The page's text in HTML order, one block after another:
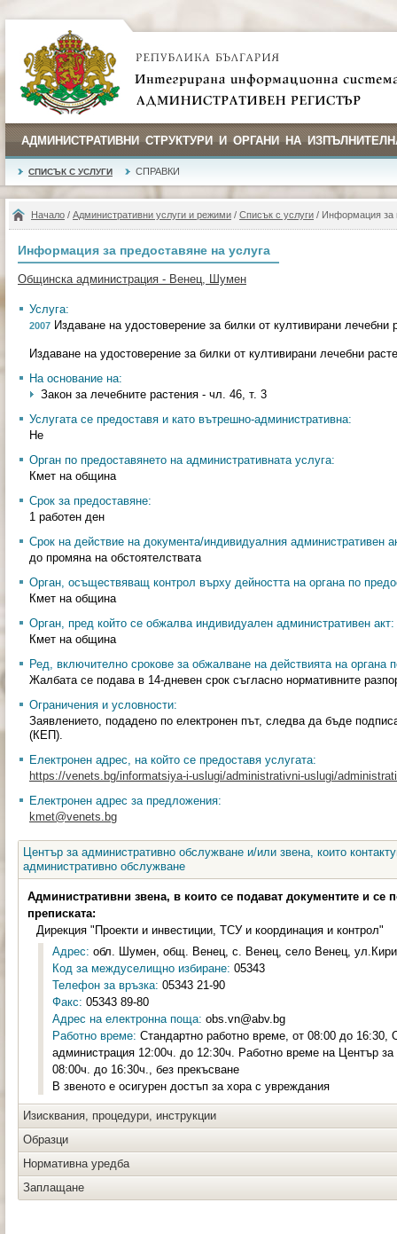
АДМИНИСТРАТИВНИ СТРУКТУРИ И ОРГАНИ НА
СПИСЪК С УСЛУГИ СПРАВКИ
Начало / Административни услуги и режими / Списък с услуги / Информация за
Информация за предоставяне на услуга
Общинска администрация - Венец, Шумен
Услуга:
2007 Издаване на удостоверение за билки от култивирани лечебни
Издаване на удостоверение за билки от култивирани лечебни
На основание на:
Закон за лечебните растения - чл. 46, т. 3
Услугата се предоставя и като вътрешно-административна:
Не
Орган по предоставянето на административната услуга:
Кмет на община
Срок за предоставяне:
1 работен ден
Срок на действие на документа/индивидуалния административен
до промяна на обстоятелствата
Орган, осъществяващ контрол върху дейността на органа по
Кмет на община
Орган, пред който се обжалва индивидуален административен акт:
Кмет на община
Ред, включително срокове за обжалване на действията на органа
Жалбата се подава в 14-дневен срок съгласно нормативните
Ограничения и условности:
Заявлението, подадено по електронен път, следва да бъде
(КЕП).
Електронен адрес, на който се предоставя услугата:
https://venets.bg/informatsiya-i-uslugi/administrativni-uslugi/
Електронен адрес за предложения:
kmet@venets.bg
Център за административно обслужване и/или звена, които
административно обслужване
Административни звена, в които се подават документите и се
преписката:
Дирекция "Проекти и инвестиции, ТСУ и координация и контрол"
Адрес: обл. Шумен, общ. Венец, с. Венец, село Венец,
Код за междуселищно избиране: 05343
Телефон за връзка: 05343 21-90
Факс: 05343 89-80
Адрес на електронна поща: obs.vn@abv.bg
Работно време: Стандартно работно време, от 08:00 до 16:30,
администрация 12:00ч. до 12:30ч. Работно време на Център
08:00ч. до 16:30ч., без прекъсване
В звеното е осигурен достъп за хора с увреждания
Изисквания, процедури, инструкции
Образци
Нормативна уредба
Заплащане